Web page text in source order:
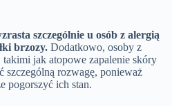
szczególnie u osób z alergią
brzozy. Dodatkowo, osoby z
jak atopowe zapalenie skóry
szczególną rozwagę, ponieważ
pogorszyć ich stan.